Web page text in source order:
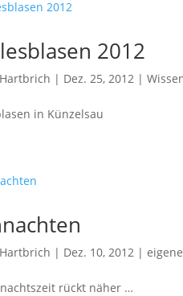
2012
| Dez. 25, 2012 |
in Künzelsau
| Dez. 10, 2012 |
rückt